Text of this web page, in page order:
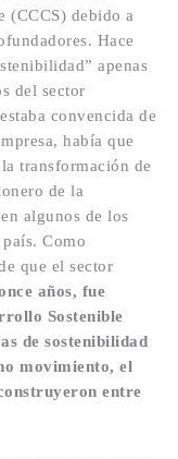
(CCCS) debido a
Hace
apenas
del sector
convencida de
había que
transformación de
de la
algunos de los
Como
que el sector
años, fue
Sostenible
de sostenibilidad
movimiento, el
entre